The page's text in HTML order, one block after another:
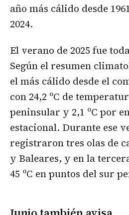
año más cálido desde
2024.
El verano de 2025 fue
Según el resumen
el más cálido desde el
con 24,2 ºC de
peninsular y 2,1 ºC por
estacional. Durante ese
registraron tres olas de
y Baleares, y en la
45 ºC en puntos del sur